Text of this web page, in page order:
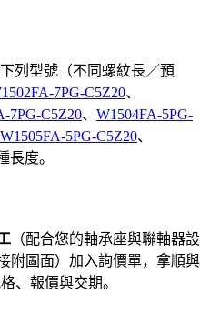
列型號（不同螺紋長／預
7PG-C5Z20、
7PG-C5Z20、 W1504FA-5PG-
W1505FA-5PG-C5Z20、
長度。
（配合您的軸承座與聯軸器設
附圖面）加入詢價單，拿順與
、報價與交期。